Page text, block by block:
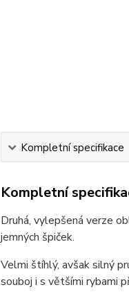
Kompletní specifikace
Kompletní
Druhá, vylepšená verze
jemných špiček.
Velmi štíhlý, avšak silný
souboj i s většími rybami